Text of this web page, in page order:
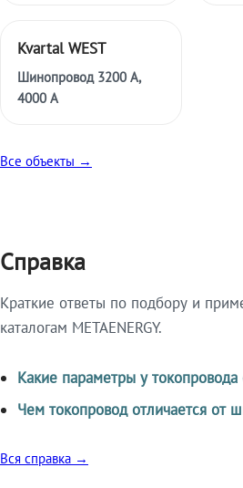
Kvartal WEST
Шинопровод 3200 А,
4000 А
Все объекты →
Справка
Краткие ответы по подбору и
каталогам METAENERGY.
Какие параметры у
Чем токопровод отличается от
Вся справка →